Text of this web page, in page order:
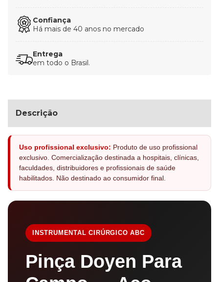
Confiança
Há mais de 40 anos no mercado
Entrega
em todo o Brasil.
Descrição
Uso profissional exclusivo: Produto de uso profissional
exclusivo. Comercialização destinada a hospitais, clínicas,
faculdades, distribuidores e profissionais de saúde
habilitados. Não destinado ao consumidor final.
INSTRUMENTAL CIRÚRGICO ABC
Pinça Doyen Para